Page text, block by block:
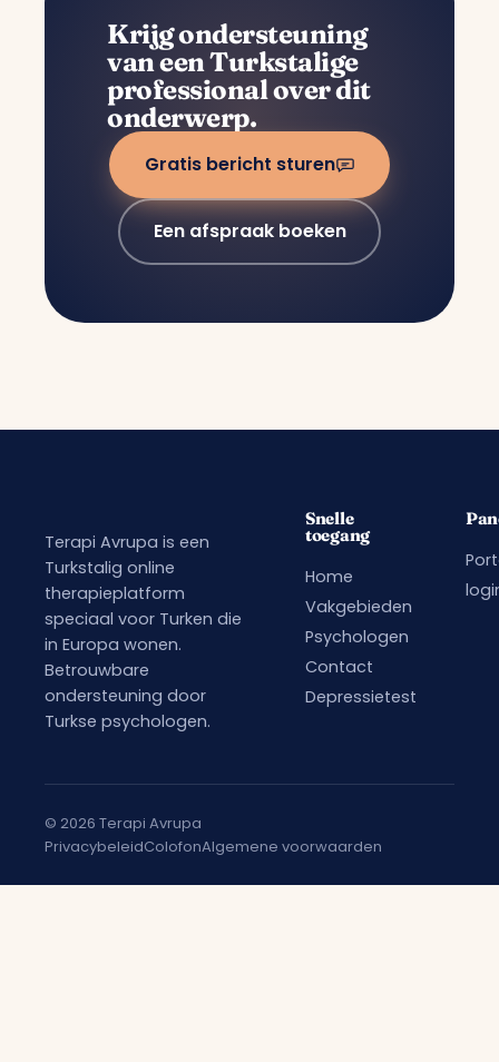
Krijg ondersteuning
van een Turkstalige
professional over dit
onderwerp.
Gratis bericht sturen
Een afspraak boeken
Terapi Avrupa is een
Turkstalig online
therapieplatform
speciaal voor Turken die
in Europa wonen.
Betrouwbare
ondersteuning door
Turkse psychologen.
Snelle
toegang
Home
Vakgebieden
Psychologen
Contact
Depressietest
© 2026 Terapi Avrupa
PrivacybeleidColofonAlgemene voorwaarden